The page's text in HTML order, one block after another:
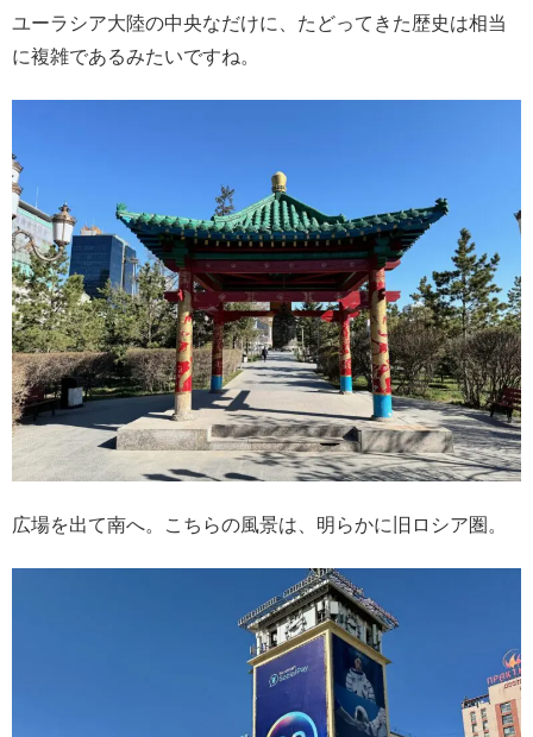
ユーラシア大陸の中央なだけに、たどってきた歴史は相当
に複雑であるみたいですね。
広場を出て南へ。こちらの風景は、明らかに旧ロシア圏。